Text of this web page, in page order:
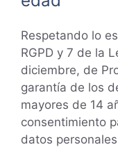
Respetando lo
RGPD y 7 de la
diciembre, de
garantía de los
mayores de 14
consentimiento
datos